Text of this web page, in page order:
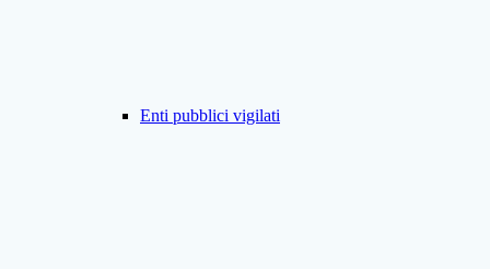
Enti pubblici vigilati